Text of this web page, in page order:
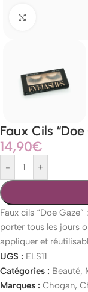
Faux Cils
14,90€
- +
Faux cils “Doe
porter tous les jours
appliquer et
UGS : ELS11
Catégories : Beauté,
Marques : Chogan,